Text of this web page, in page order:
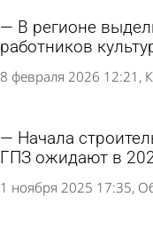
В регионе
работников
8 февраля 2026 12:21
Начала
ГПЗ ожидают в
1 ноября 2025 17:35